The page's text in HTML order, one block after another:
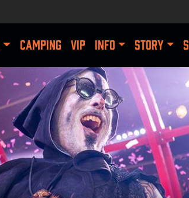
CAMPING VIP INFO STORY